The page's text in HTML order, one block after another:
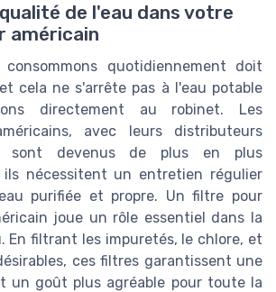
de l'eau dans votre
américain
quotidiennement doit
cela ne s'arrête pas à l'eau potable
directement au robinet. Les
avec leurs distributeurs
sont devenus de plus en plus
ils nécessitent un entretien régulier
purifiée et propre. Un filtre pour
joue un rôle essentiel dans la
En filtrant les impuretés, le chlore, et
ces filtres garantissent une
un goût plus agréable pour toute la